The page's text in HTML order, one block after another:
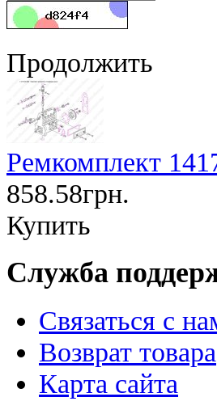
Продолжить
Ремкомплект
858.58грн.
Купить
Служба
Связаться с
Возврат товара
Карта сайта